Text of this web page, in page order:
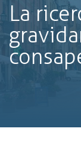
La